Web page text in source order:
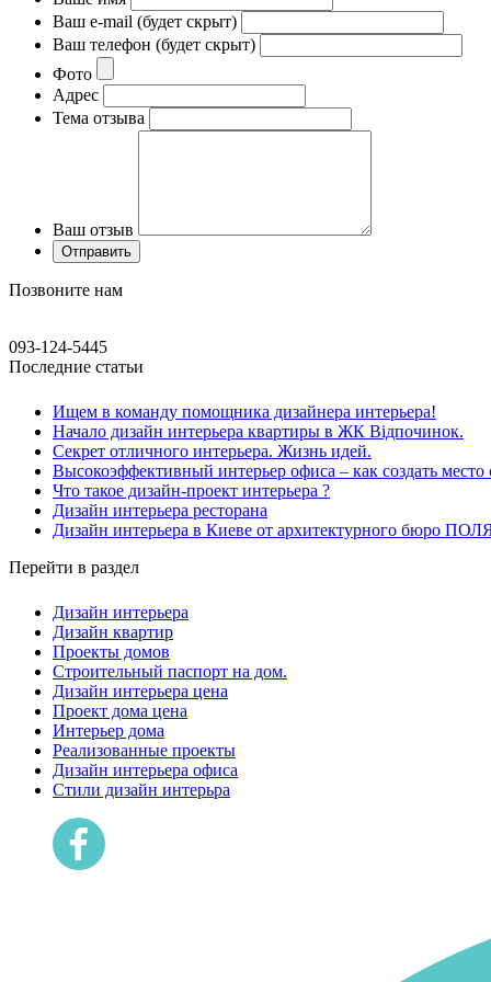
Ваш e-mail (будет скрыт)
Ваш телефон (будет скрыт)
Фото
Адрес
Тема отзыва
Ваш отзыв
Позвоните нам
093-124-5445
Последние статьи
Ищем в команду помощника дизайнера интерьера!
Начало дизайн интерьера квартиры в ЖК Відпочинок.
Секрет отличного интерьера. Жизнь идей.
Высокоэффективный интерьер офиса – как создать место
Что такое дизайн-проект интерьера ?
Дизайн интерьера ресторана
Дизайн интерьера в Киеве от архитектурного бюро
Перейти в раздел
Дизайн интерьера
Дизайн квартир
Проекты домов
Строительный паспорт на дом.
Дизайн интерьера цена
Проект дома цена
Интерьер дома
Реализованные проекты
Дизайн интерьера офиса
Cтили дизайн интерьра